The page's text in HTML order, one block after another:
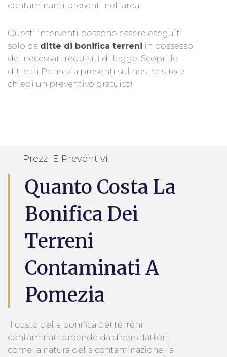
contaminanti presenti nell’area.
Questi interventi possono essere eseguiti
solo da ditte di bonifica terreni in possesso
dei necessari requisiti di legge. Scopri le
ditte di Pomezia presenti sul nostro sito e
chiedi un preventivo gratuito!
Prezzi E Preventivi
Quanto Costa La
Bonifica Dei
Terreni
Contaminati A
Pomezia
Il costo della bonifica dei terreni
contaminati dipende da diversi fattori,
come la natura della contaminazione, la